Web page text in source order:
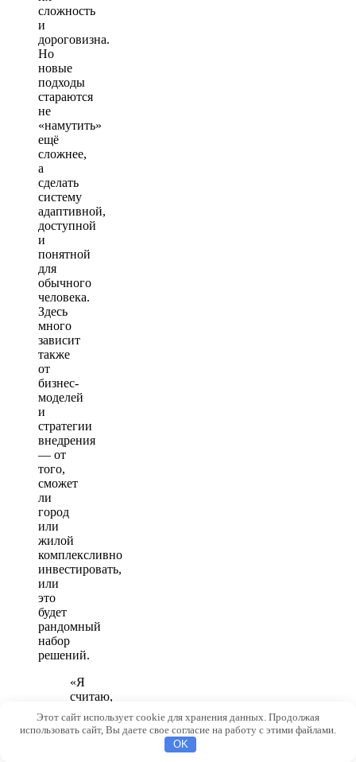
сложность
и
дороговизна.
Но
новые
подходы
стараются
не
«намутить»
ещё
сложнее,
а
сделать
систему
адаптивной,
доступной
и
понятной
для
обычного
человека.
Здесь
много
зависит
также
от
бизнес-
моделей
и
стратегии
внедрения
— от
того,
сможет
ли
город
или
жилой
комплексливно
инвестировать,
или
это
будет
рандомный
набор
решений.
«Я
считаю,
что
будущее
умного
Этот сайт использует cookie для хранения данных. Продолжая
использовать сайт, Вы даете свое согласие на работу с этими файлами.
OK